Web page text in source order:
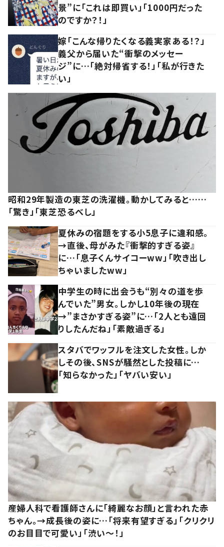
景”に「これは即買い」「1000円だった
のですか？！」
嫁「こんな帰りたくなる義実家ある！？」
義父から届いた“衝撃のメッセー
ジ”に…「絶対帰省する！」「私が行きた
い」
昭和29年製造の東芝の洗濯機。動かしてみると……
「驚き」「東芝恐るべし」
夏休みの宿題をする小5息子に違和感。
→直後、母がみた『衝撃的すぎる姿』
に…「息子くんサイコーww」「吹き出し
ちゃいましたww」
中学生の時に出会うも“別々の道を歩
んでいた”男女。しかし10年後の現在
→”まさかすぎる姿”に…「2人とも遠回
りしたんだね」「素敵過ぎる」
スタバでワッフルを注文した女性。しか
しその後、SNSが騒然とした投稿に…
「知らなかった」「ヤバい安い」
産婦人科で看護師さんに「綺麗なお顔」と言われた赤
ちゃん。→成長後の姿に…「将来有望すぎる」「クリクリ
のお目目で可愛い」「渋い～！」